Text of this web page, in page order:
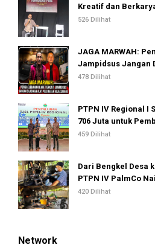
Kreatif dan
526 Dilihat
JAGA MARWAH:
Jampidsus Jangan
Kejaksaan RI
478 Dilihat
PTPN IV Regional I
706 Juta untuk
Berkelanjutan
459 Dilihat
Dari Bengkel Desa
PTPN IV PalmCo
Besi
420 Dilihat
Network